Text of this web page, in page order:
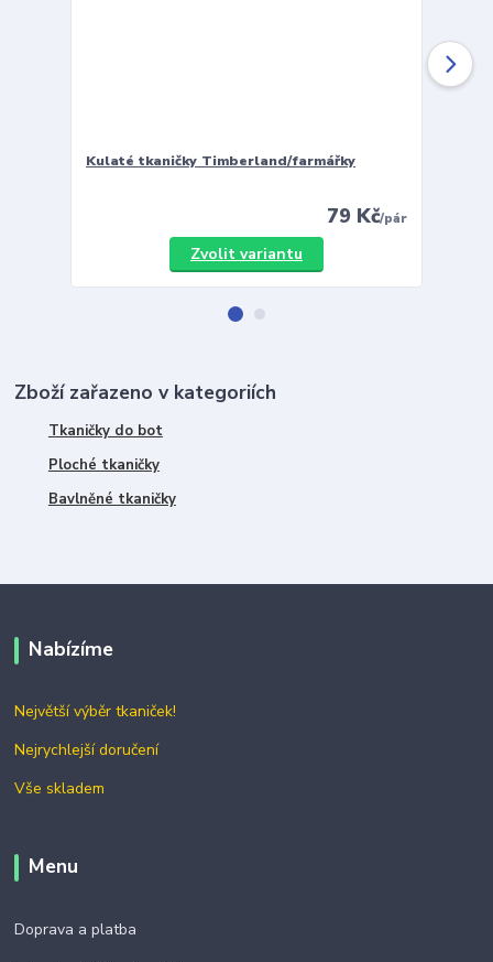
Kulaté tkaničky Timberland/farmářky
79 Kč/pár
Zvolit variantu
Zboží zařazeno v kategoriích
Tkaničky do bot
Ploché tkaničky
Bavlněné tkaničky
Nabízíme
Největší výběr tkaniček!
Nejrychlejší doručení
Vše skladem
Menu
Doprava a platba